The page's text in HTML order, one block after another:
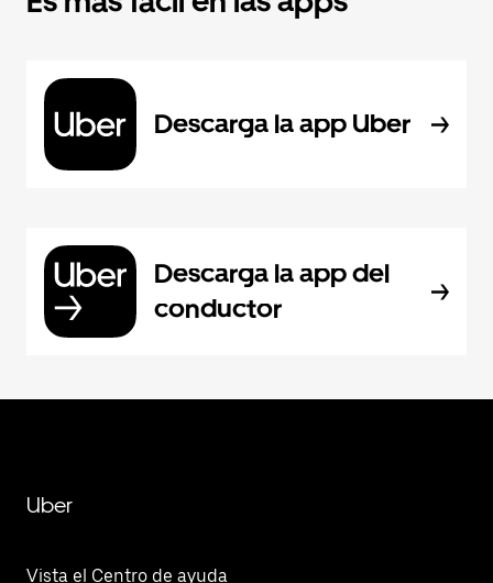
Descarga la app Uber
Descarga la app del
conductor
Uber
Vista el Centro de ayuda